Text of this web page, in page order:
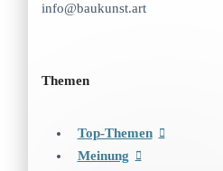
info@baukunst.art
Themen
Top-Themen
Meinung